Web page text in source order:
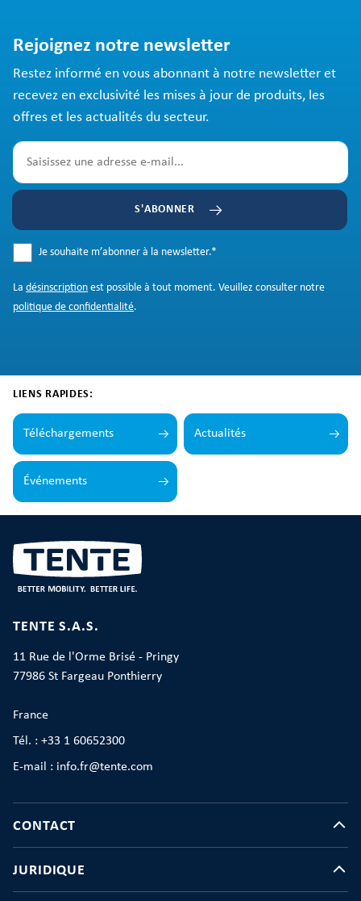
Rejoignez notre newsletter
Restez informé en vous abonnant à notre newsletter et
recevez en exclusivité les mises à jour de produits, les
offres et les actualités du secteur.
S'ABONNER
Je souhaite m’abonner à la newsletter.*
La désinscription est possible à tout moment. Veuillez consulter notre
politique de confidentialité.
LIENS RAPIDES:
Téléchargements Actualités
Événements
TENTE S.A.S.
11 Rue de l'Orme Brisé - Pringy
77986 St Fargeau Ponthierry
France
Tél. : +33 1 60652300
E-mail : info.fr@tente.com
CONTACT
JURIDIQUE